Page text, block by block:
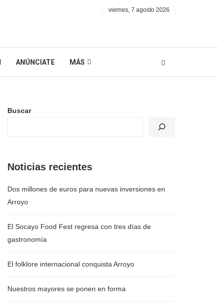
viernes, 7 agosto 2026
ANÚNCIATE MÁS
Buscar
Noticias recientes
Dos millones de euros para nuevas inversiones en
Arroyo
El Socayo Food Fest regresa con tres días de
gastronomía
El folklore internacional conquista Arroyo
Nuestros mayores se ponen en forma